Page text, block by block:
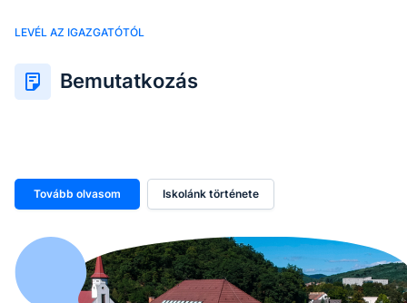
LEVÉL AZ IGAZGATÓTÓL
Bemutatkozás
Tovább olvasom Iskolánk története